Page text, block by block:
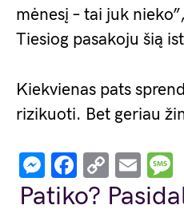
mėnesį – tai juk
Tiesiog pasakoju šią
Kiekvienas pats
rizikuoti. Bet geriau
Messenger
Facebook
Copy
Link
Patiko?